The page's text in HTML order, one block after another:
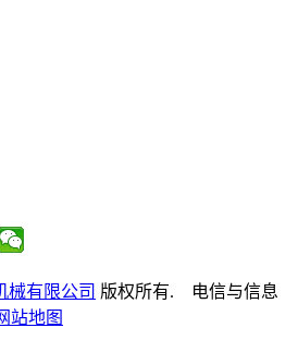
械有限公司 版权所有. 电信与信息
站地图